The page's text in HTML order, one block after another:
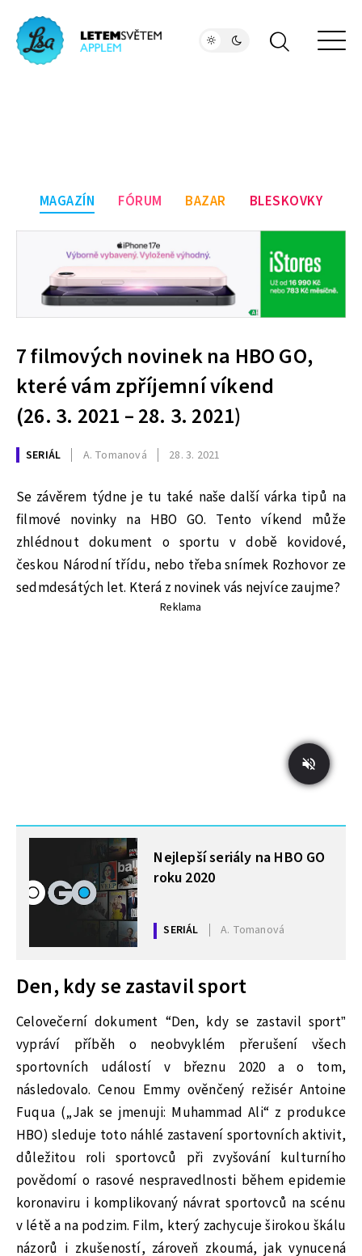
MAGAZÍN FÓRUM BAZAR BLESKOVKY
7 filmových novinek na HBO GO,
které vám zpříjemní víkend
(26. 3. 2021 – 28. 3. 2021)
SERIÁL A. Tomanová 28. 3. 2021
Se závěrem týdne je tu také naše další várka tipů na
filmové novinky na HBO GO. Tento víkend může
zhlédnout dokument o sportu v době kovidové,
českou Národní třídu, nebo třeba snímek Rozhovor ze
sedmdesátých let. Která z novinek vás nejvíce zaujme?
Reklama
MOHLO BY VÁS ZAJÍMAT
Nejlepší seriály na HBO GO
roku 2020
SERIÁL A. Tomanová
Den, kdy se zastavil sport
Celovečerní dokument “Den, kdy se zastavil sport”
vypráví příběh o neobvyklém přerušení všech
sportovních událostí v březnu 2020 a o tom,
následovalo. Cenou Emmy ověnčený režisér Antoine
Fuqua („Jak se jmenuji: Muhammad Ali“ z produkce
HBO) sleduje toto náhlé zastavení sportovních aktivit,
důležitou roli sportovců při zvyšování kulturního
povědomí o rasové nespravedlnosti během epidemie
koronaviru i komplikovaný návrat sportovců na scénu
v létě a na podzim. Film, který zachycuje širokou škálu
názorů i zkušeností, zároveň zkoumá, jak vynucená